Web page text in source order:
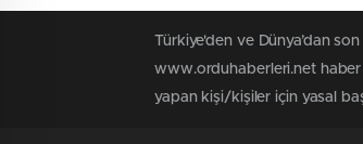
Türkiye'den ve Dünya’dan
www.orduhaberleri.net haber
yapan kişi/kişiler için yasal